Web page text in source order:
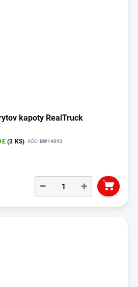
kapoty RealTruck
(3 KS) KÓD:BW14093
+
−